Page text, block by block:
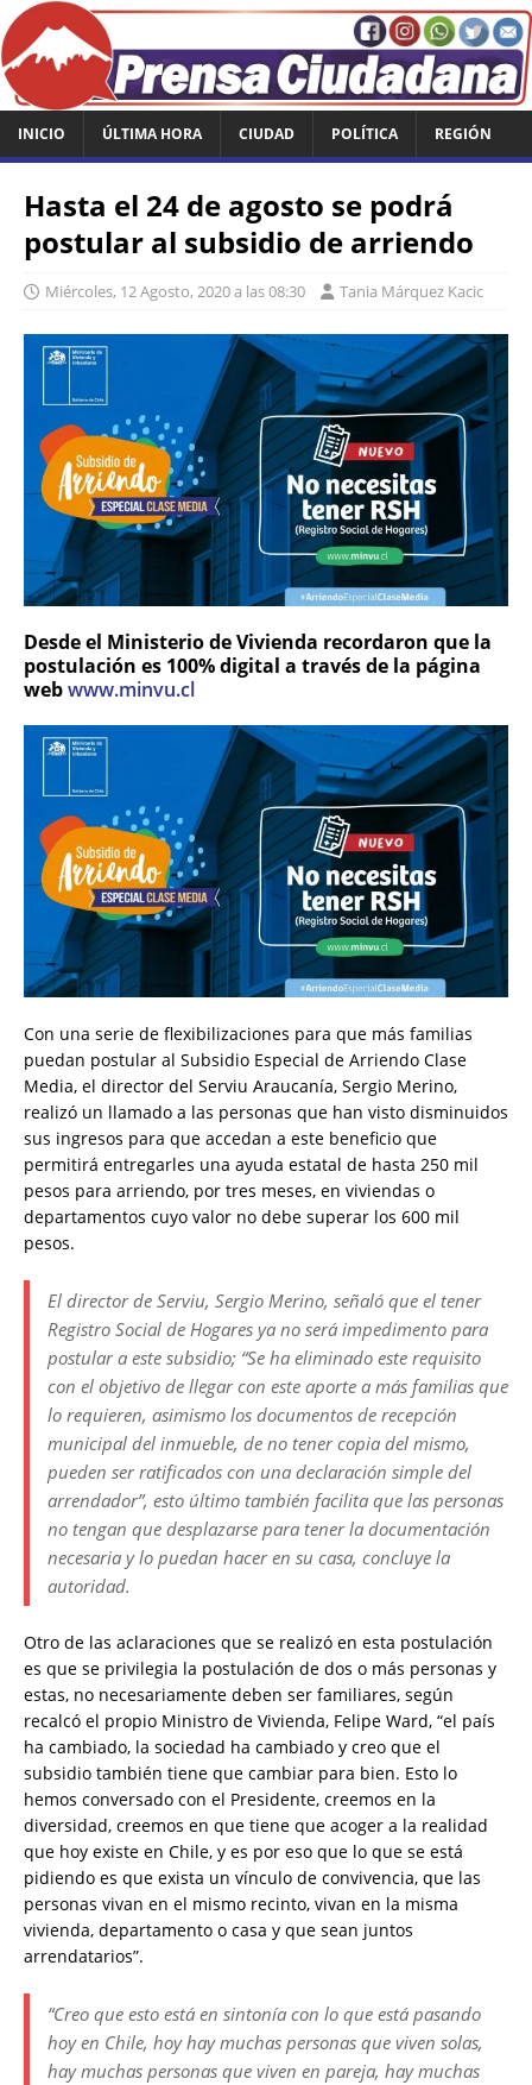
INICIO ÚLTIMA HORA CIUDAD POLÍTICA REGIÓN
Hasta el 24 de agosto se podrá
postular al subsidio de arriendo
Miércoles, 12 Agosto, 2020 a las 08:30 Tania Márquez Kacic
Desde el Ministerio de Vivienda recordaron que la
postulación es 100% digital a través de la página
webwww.minvu.cl
Con una serie de flexibilizaciones para que más familias
puedan postular al Subsidio Especial de Arriendo Clase
Media, el director del Serviu Araucanía, Sergio Merino,
realizó un llamado a las personas que han visto disminuidos
sus ingresos para que accedan a este beneficio que
permitirá entregarles una ayuda estatal de hasta 250 mil
pesos para arriendo, por tres meses, en viviendas o
departamentos cuyo valor no debe superar los 600 mil
pesos.
El director de Serviu, Sergio Merino, señaló que el tener
Registro Social de Hogares ya no será impedimento para
postular a este subsidio; “Se ha eliminado este requisito
con el objetivo de llegar con este aporte a más familias que
lo requieren, asimismo los documentos de recepción
municipal del inmueble, de no tener copia del mismo,
pueden ser ratificados con una declaración simple del
arrendador”, esto último también facilita que las personas
no tengan que desplazarse para tener la documentación
necesaria y lo puedan hacer en su casa, concluye la
autoridad.
Otro de las aclaraciones que se realizó en esta postulación
es que se privilegia la postulación de dos o más personas y
estas, no necesariamente deben ser familiares, según
recalcó el propio Ministro de Vivienda, Felipe Ward, “el país
ha cambiado, la sociedad ha cambiado y creo que el
subsidio también tiene que cambiar para bien. Esto lo
hemos conversado con el Presidente, creemos en la
diversidad, creemos en que tiene que acoger a la realidad
que hoy existe en Chile, y es por eso que lo que se está
pidiendo es que exista un vínculo de convivencia, que las
personas vivan en el mismo recinto, vivan en la misma
vivienda, departamento o casa y que sean juntos
arrendatarios”.
“Creo que esto está en sintonía con lo que está pasando
hoy en Chile, hoy hay muchas personas que viven solas,
hay muchas personas que viven en pareja, hay muchas